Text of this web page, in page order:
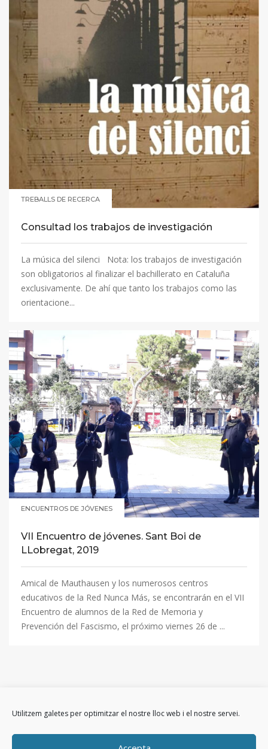
Utilitzem galetes per optimitzar el nostre lloc web i el nostre servei.
TREBALLS DE RECERCA
Consultad los trabajos de investigación
La música del silenci Nota: los trabajos de investigación
son obligatorios al finalizar el bachillerato en Cataluña
exclusivamente. De ahí que tanto los trabajos como las
orientacione...
ENCUENTROS DE JÓVENES
VII Encuentro de jóvenes. Sant Boi de
LLobregat, 2019
Amical de Mauthausen y los numerosos centros
educativos de la Red Nunca Más, se encontrarán en el VII
Encuentro de alumnos de la Red de Memoria y
Prevención del Fascismo, el próximo viernes 26 de ...